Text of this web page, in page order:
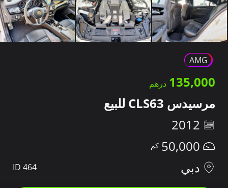
AMG
135,000
مرسيدس CLS63 للبيع
2012
50,000
دبي
ID 464